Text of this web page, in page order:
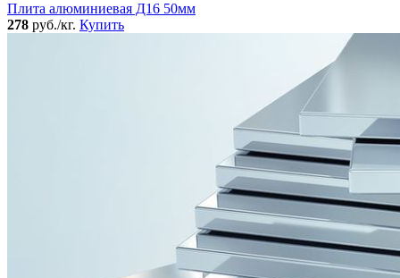
Плита алюминиевая Д16 50мм
278 руб./кг. Купить